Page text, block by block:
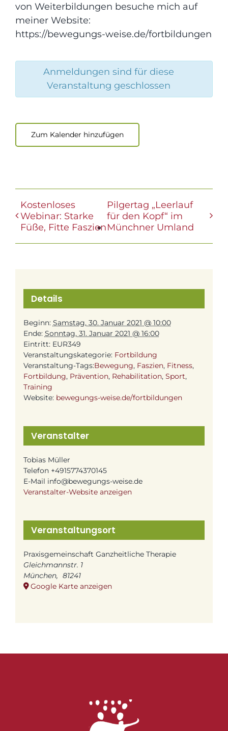
von Weiterbildungen besuche mich auf
meiner Website:
https://bewegungs-weise.de/fortbildungen
Anmeldungen sind für diese
Veranstaltung geschlossen
Zum Kalender hinzufügen
Kostenloses
Webinar: Starke
Füße, Fitte Faszien
Pilgertag „Leerlauf
für den Kopf“ im
Münchner Umland
Details
Beginn: Samstag, 30. Januar 2021 @ 10:00
Ende: Sonntag, 31. Januar 2021 @ 16:00
Eintritt: EUR349
Veranstaltungskategorie: Fortbildung
Veranstaltung-Tags:Bewegung, Faszien, Fitness,
Fortbildung, Prävention, Rehabilitation, Sport,
Training
Website: bewegungs-weise.de/fortbildungen
Veranstaltungsort
Praxisgemeinschaft Ganzheitliche Therapie
Gleichmannstr. 1
München, 81241
Google Karte anzeigen
Veranstalter
Tobias Müller
Telefon +4915774370145
E-Mail info@bewegungs-weise.de
Veranstalter-Website anzeigen